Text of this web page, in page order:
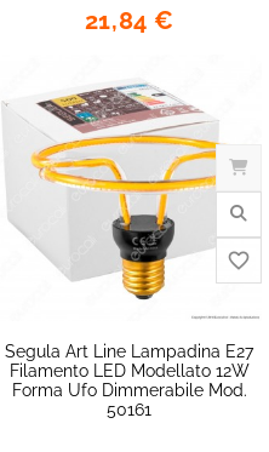
21,84 €
Segula Art Line Lampadina E27
Filamento LED Modellato 12W
Forma Ufo Dimmerabile Mod.
50161